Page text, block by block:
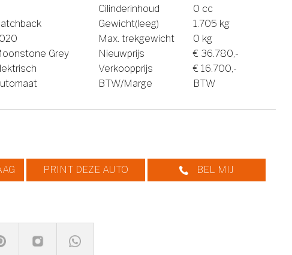
Grey
Cilinderinhoud
0 cc
Gewicht(leeg)
1.705 kg
Max. trekgewicht
0 kg
Nieuwprijs
€ 36.780,-
Verkoopprijs
€ 16.700,-
BTW/Marge
BTW
PRINT DEZE AUTO BEL MIJ